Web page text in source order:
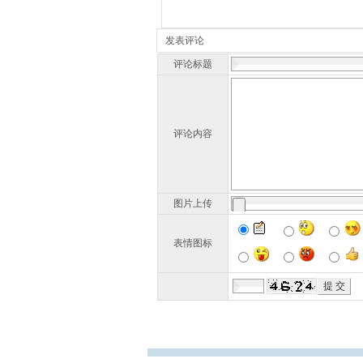
发表评论
评论标题
评论内容
图片上传
表情图标